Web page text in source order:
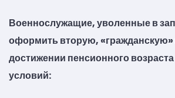
Военнослужащие, уволенные в
оформить вторую,
достижении пенсионного
условий: